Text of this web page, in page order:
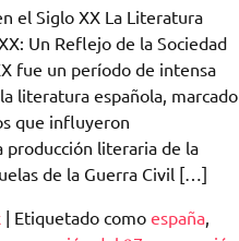
el Siglo XX La Literatura
Un Reflejo de la Sociedad
fue un período de intensa
literatura española, marcado
que influyeron
literaria de la
de la Guerra Civil […]
| Etiquetado como españa,